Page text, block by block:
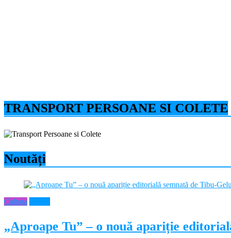
TRANSPORT PERSOANE SI COLETE
Noutăți
Cultura
„Aproape Tu” – o nouă apariție